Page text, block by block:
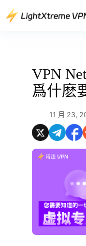
至
VPN
爲什麽
11 月 23,